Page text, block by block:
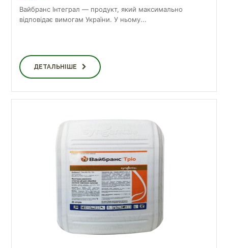
Вайбранс Інтеграл — продукт, який максимально
відповідає вимогам України. У ньому...
ДЕТАЛЬНІШЕ